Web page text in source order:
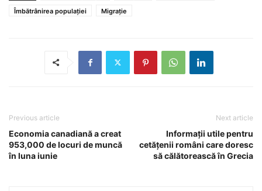
Îmbătrânirea populației
Migrație
Previous article
Economia canadiană a creat
953,000 de locuri de muncă
în luna iunie
Next article
Informații utile pentru
cetățenii români care doresc
să călătorească în Grecia